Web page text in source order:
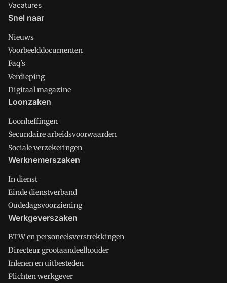
Vacatures
Snel naar
Nieuws
Voorbeelddocumenten
Faq's
Verdieping
Digitaal magazine
Loonzaken
Loonheffingen
Secundaire arbeidsvoorwaarden
Sociale verzekeringen
Werknemerszaken
In dienst
Einde dienstverband
Oudedagsvoorziening
Werkgeverszaken
BTW en personeelsverstrekkingen
Directeur grootaandeelhouder
Inlenen en uitbesteden
Plichten werkgever